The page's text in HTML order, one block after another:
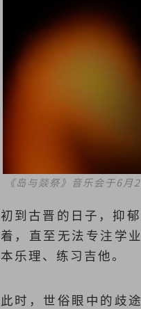
《岛与燚祭》音乐会于6
初到古晋的日子，抑
着，直至无法专注学
本乐理、练习吉他。
此时，世俗眼中的歧